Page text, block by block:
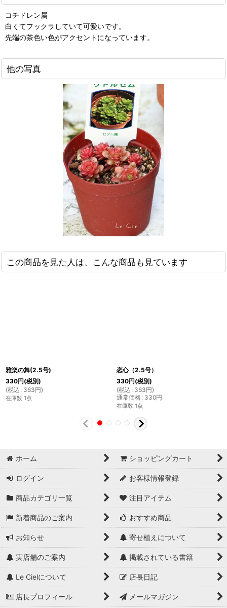
コチドレン属
白くてフックラしていて可愛いです。
先端の茶色い色がアクセントになっています。
他の写真
この商品を見た人は、こんな商品も見ています
雅楽の舞(2.5号)
330円(税別)
(税込 : 363円)
在庫数 1点
恋心（2.5号）
330円(税別)
(税込 : 363円)
通常価格: 330円
在庫数 1点
ホーム ショッピングカート
ログイン お客様情報登録
商品カテゴリ一覧 注目アイテム
新着商品のご案内 おすすめ商品
お知らせ 寄せ植えについて
実店舗のご案内 掲載されている書籍
Le Cielについて 店長日記
店長プロフィール メールマガジン